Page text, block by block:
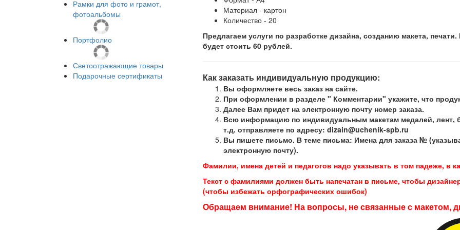
Рамки для фото и грамот,
фотоальбомы
Портфолио
Светоотражающие товары
Подарочные сертификаты
Материал - картон
Количество - 20
Предлагаем услуги по разработке дизайна, созданию макета,
будет стоить 60 рублей.
Как заказать индивидуальную продукцию:
Вы оформляете весь заказ на сайте.
При оформлении в разделе " Комментарии" укажите, что
Далее Вам придет на электронную почту номер заказа.
Всю информацию по индивидуальным макетам медалей, лент,
т.д. отправляете по адресу: dizain@uchenik-spb.ru
Вы пишете письмо. В теме письма: Имена для заказа №
электронную почту).
Фамилии, имена детей и педагогов надо указывать в том падеже, в
Текст с фамилиями должен быть напечатан в письме, чтобы
(чтобы избежать орфографических ошибок)
Обращаем внимание! На вопросы, не связанные с макетом,